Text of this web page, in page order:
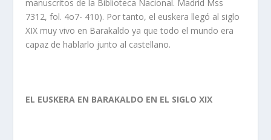
manuscritos de la Biblioteca Nacional. Madrid Mss
7312, fol. 4o7- 410). Por tanto, el euskera llegó al siglo
XIX muy vivo en Barakaldo ya que todo el mundo era
capaz de hablarlo junto al castellano.
EL EUSKERA EN BARAKALDO EN EL SIGLO XIX